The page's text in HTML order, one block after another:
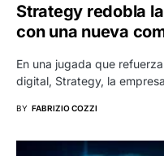
Strategy redobla
con una nueva
En una jugada que
digital, Strategy, la
BY FABRIZIO COZZI